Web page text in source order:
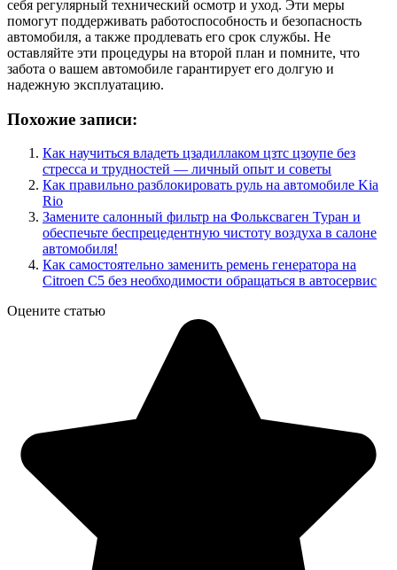
себя регулярный технический осмотр и уход. Эти меры
помогут поддерживать работоспособность и безопасность
автомобиля, а также продлевать его срок службы. Не
оставляйте эти процедуры на второй план и помните, что
забота о вашем автомобиле гарантирует его долгую и
надежную эксплуатацию.
Похожие записи:
Как научиться владеть цзадиллаком цзтс цзоупе без
стресса и трудностей — личный опыт и советы
Как правильно разблокировать руль на автомобиле Kia
Rio
Замените салонный фильтр на Фольксваген Туран и
обеспечьте беспрецедентную чистоту воздуха в салоне
автомобиля!
Как самостоятельно заменить ремень генератора на
Citroen C5 без необходимости обращаться в автосервис
Оцените статью